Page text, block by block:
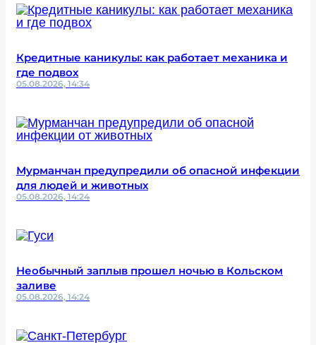
Кредитные каникулы: как работает механика и
где подвох
05.08.2026, 14:34
Мурманчан предупредили об опасной инфекции
для людей и животных
05.08.2026, 14:24
Необычный заплыв прошел ночью в Кольском
заливе
05.08.2026, 14:24